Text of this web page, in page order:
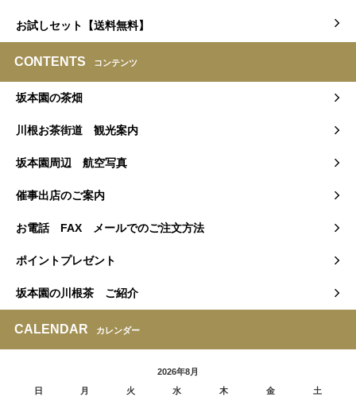
お試しセット【送料無料】
CONTENTS コンテンツ
坂本園の茶畑
川根お茶街道 観光案内
坂本園周辺 航空写真
催事出店のご案内
お電話 FAX メールでのご注文方法
ポイントプレゼント
坂本園の川根茶 ご紹介
CALENDAR カレンダー
2026年8月
日
月 火 水 木 金 土